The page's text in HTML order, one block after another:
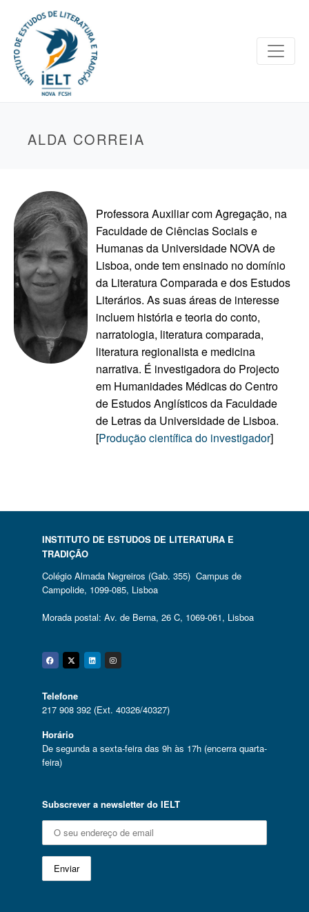
ALDA CORREIA
Professora Auxiliar com Agregação, na
Faculdade de Ciências Sociais e
Humanas da Universidade NOVA de
Lisboa, onde tem ensinado no domínio
da Literatura Comparada e dos Estudos
Literários. As suas áreas de interesse
incluem história e teoria do conto,
narratologia, literatura comparada,
literatura regionalista e medicina
narrativa. É investigadora do Projecto
em Humanidades Médicas do Centro
de Estudos Anglísticos da Faculdade
de Letras da Universidade de Lisboa.
[Produção científica do investigador]
INSTITUTO DE ESTUDOS DE LITERATURA E
TRADIÇÃO
Colégio Almada Negreiros (Gab. 355) Campus de
Campolide, 1099-085, Lisboa
Morada postal: Av. de Berna, 26 C, 1069-061, Lisboa
Facebook
Twitter
Linkedin
Instagram
Telefone
217 908 392 (Ext. 40326/40327)
Horário
De segunda a sexta-feira das 9h às 17h (encerra quarta-
feira)
Subscrever a newsletter do IELT